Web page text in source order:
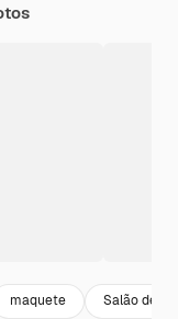
maquete Salão de